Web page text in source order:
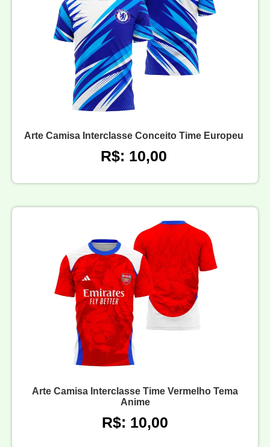
Arte Camisa Interclasse Conceito Time Europeu
R$: 10,00
Arte Camisa Interclasse Time Vermelho Tema
Anime
R$: 10,00